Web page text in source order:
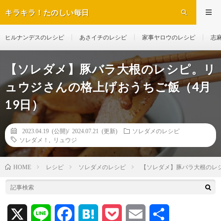
キラキラ！たのしい毎日
ヒルナンデスのレシピ あさイチのレシピ 家事ヤロウのレシピ 志
【ソレダメ】豚バラ大根のレシピ。リ
ュウジさんの格上げおうちご飯（4月
19日）
2023.04.19 (公開)/ 2024.07.21 (更新)
ソレダメのレシピ
ソレダメ！
リュウジ
HOME レシピ ソレダメのレシピ 【ソレダメ】豚バラ大根の